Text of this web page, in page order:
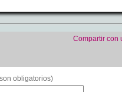
Compartir con
obligatorios)